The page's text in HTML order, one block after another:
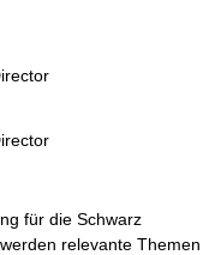
für die Schwarz
relevante Themen